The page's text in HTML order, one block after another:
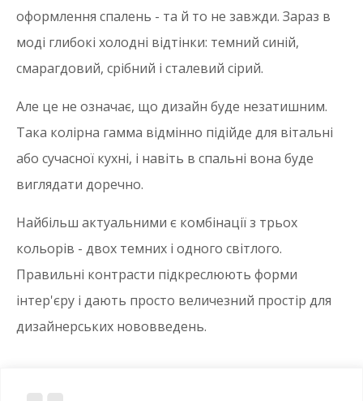
оформлення спалень - та й то не завжди. Зараз в
моді глибокі холодні відтінки: темний синій,
смарагдовий, срібний і сталевий сірий.
Але це не означає, що дизайн буде незатишним.
Така колірна гамма відмінно підійде для вітальні
або сучасної кухні, і навіть в спальні вона буде
виглядати доречно.
Найбільш актуальними є комбінації з трьох
кольорів - двох темних і одного світлого.
Правильні контрасти підкреслюють форми
інтер'єру і дають просто величезний простір для
дизайнерських нововведень.